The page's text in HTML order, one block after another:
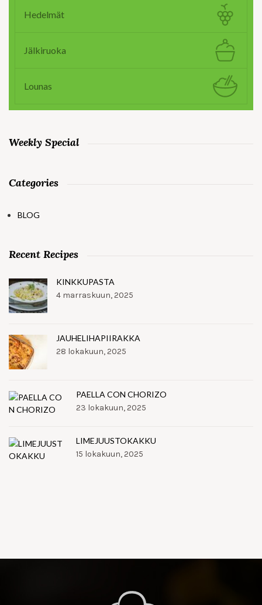
Hedelmät
Jälkiruoka
Lounas
Weekly Special
Categories
BLOG
Recent Recipes
KINKKUPASTA
4 marraskuun, 2025
JAUHELIHAPIIRAKKA
28 lokakuun, 2025
PAELLA CON CHORIZO
23 lokakuun, 2025
LIMEJUUSTOKAKKU
15 lokakuun, 2025